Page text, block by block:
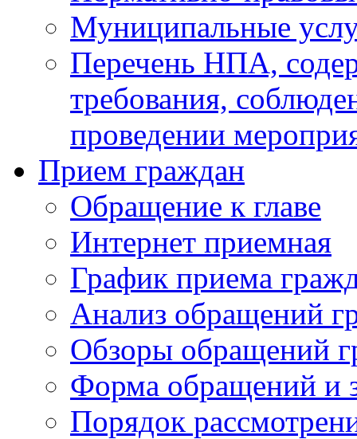
Муниципальные
Перечень НПА,
требования,
проведении
Прием граждан
Обращение к главе
Интернет приемная
График приема
Анализ обращений
Обзоры обращений
Форма обращений и
Порядок